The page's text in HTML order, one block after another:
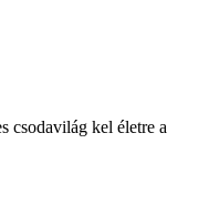
csodavilág kel életre a